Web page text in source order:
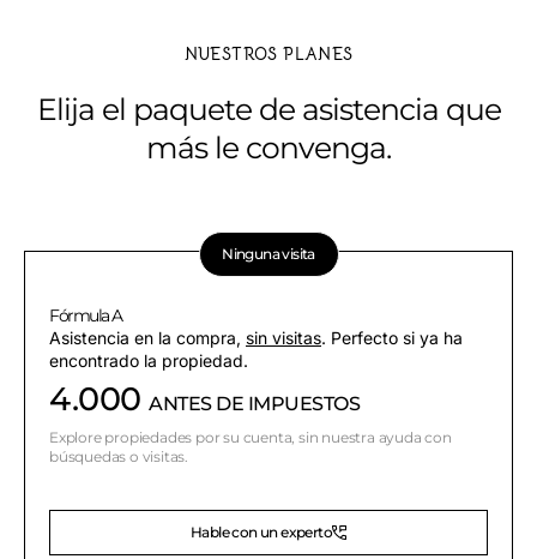
NUESTROS PLANES
Elija el paquete de asistencia que
más le convenga.
Ninguna visita
Fórmula A
Asistencia en la compra, sin visitas. Perfecto si ya ha
encontrado la propiedad.
4.000 ANTES DE IMPUESTOS
Explore propiedades por su cuenta, sin nuestra ayuda con
búsquedas o visitas.
Hable con un experto